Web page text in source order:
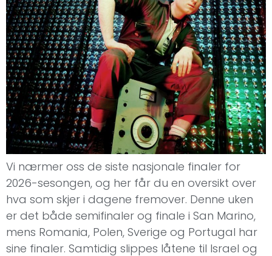
Vi nærmer oss de siste nasjonale finaler for
2026-sesongen, og her får du en oversikt over
hva som skjer i dagene fremover. Denne uken
er det både semifinaler og finale i San Marino,
mens Romania, Polen, Sverige og Portugal har
sine finaler. Samtidig slippes låtene til Israel og